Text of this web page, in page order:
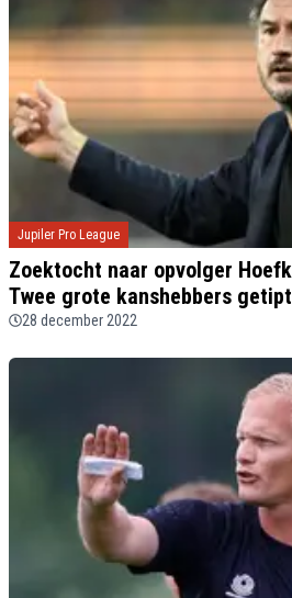
Jupiler Pro League
Zoektocht naar opvolger
Twee grote kanshebbers getipt
28 december 2022